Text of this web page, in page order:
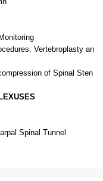
Vertebroplasty an
of Spinal Sten
Spinal Tunnel